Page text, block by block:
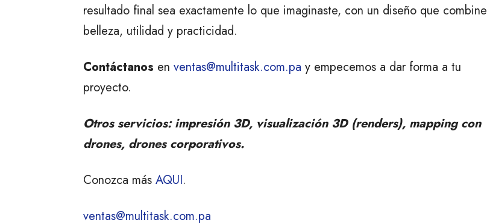
resultado final sea exactamente lo que imaginaste, con un diseño que combine
belleza, utilidad y practicidad.
Contáctanos en ventas@multitask.com.pa y empecemos a dar forma a tu
proyecto.
Otros servicios: impresión 3D, visualización 3D (renders), mapping con
drones, drones corporativos.
Conozca más AQUI.
ventas@multitask.com.pa